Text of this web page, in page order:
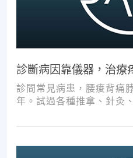
診斷病因靠儀器，治療
診間常見病患，腰痠背痛
年。試過各種推拿、針灸